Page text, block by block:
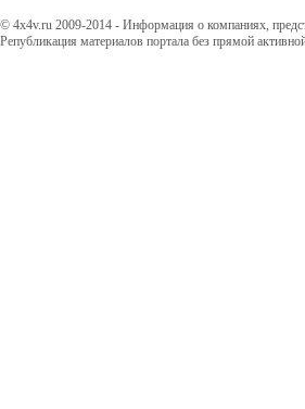
© 4x4v.ru 2009-2014 - Информация о компаниях,
Републикация материалов портала без прямой